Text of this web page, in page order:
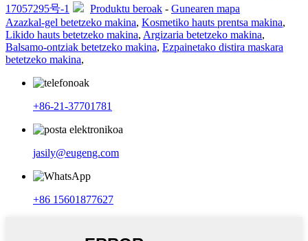
17057295号-1
Produktu beroak - Gunearen mapa
Azazkal-gel betetzeko makina, Kosmetiko hauts prentsa makina,
Likido hauts betetzeko makina, Argizaria betetzeko makina,
Balsamo-ontziak betetzeko makina, Ezpainetako distira maskara
betetzeko makina,
+86-21-37701781
jasily@eugeng.com
+86 15601877627